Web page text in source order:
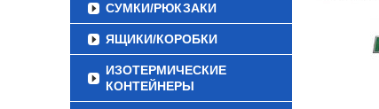
СУМКИ/РЮКЗАКИ
ЯЩИКИ/КОРОБКИ
ИЗОТЕРМИЧЕСКИЕ
КОНТЕЙНЕРЫ